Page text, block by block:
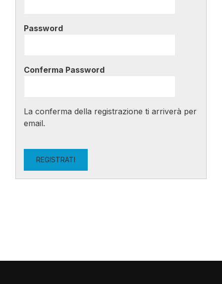
Password
Conferma Password
La conferma della registrazione ti arriverà per
email.